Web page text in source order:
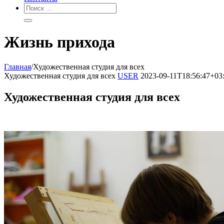
Жизнь прихода
Главная/Х​удожественная студия для всех
Х​удожественная студия для всех USER 2023-09-
Х​удожественная студия для всех